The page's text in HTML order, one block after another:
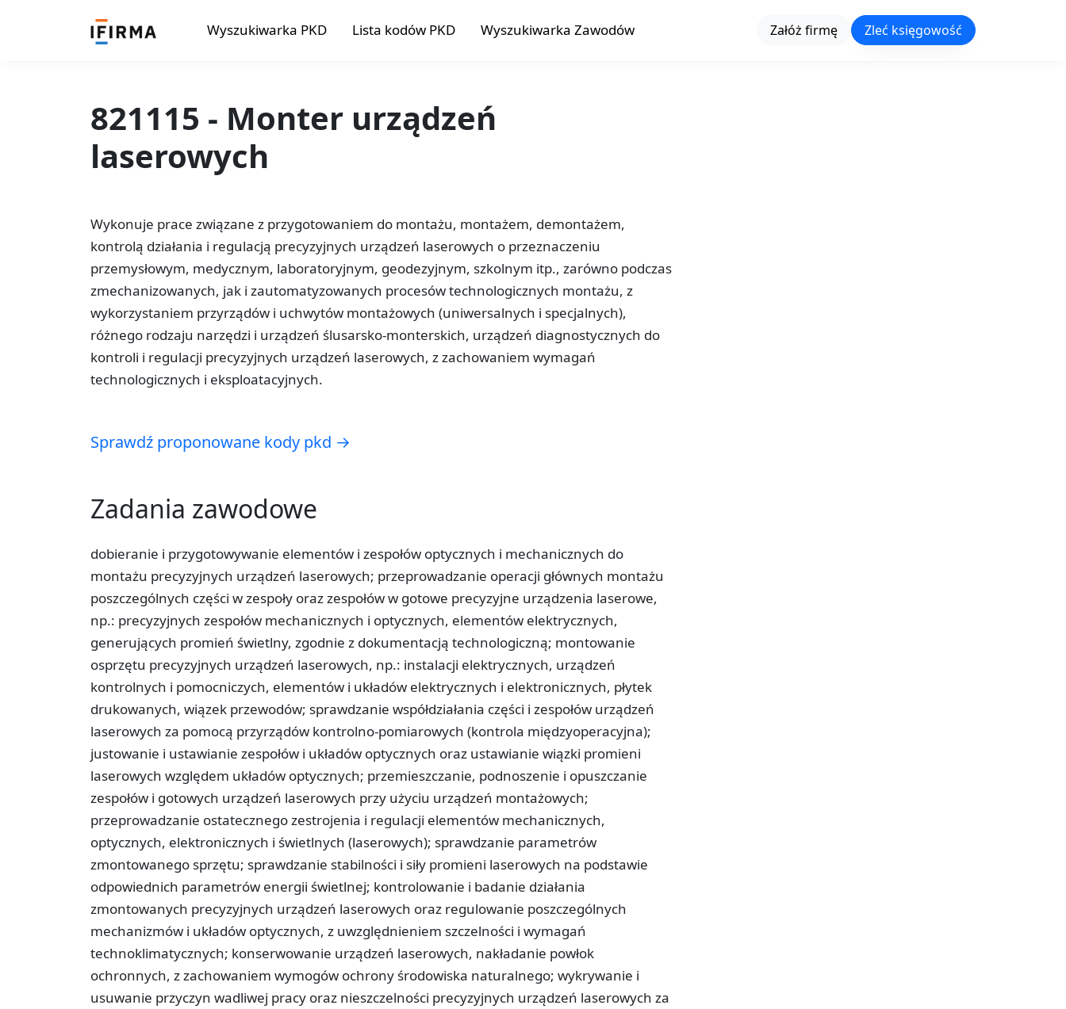
Wyszukiwarka PKD Lista kodów PKD Wyszukiwarka Zawodów Załóż firmę Zleć księgowość
821115 - Monter urządzeń
laserowych
Wykonuje prace związane z przygotowaniem do montażu, montażem, demontażem,
kontrolą działania i regulacją precyzyjnych urządzeń laserowych o przeznaczeniu
przemysłowym, medycznym, laboratoryjnym, geodezyjnym, szkolnym itp., zarówno podczas
zmechanizowanych, jak i zautomatyzowanych procesów technologicznych montażu, z
wykorzystaniem przyrządów i uchwytów montażowych (uniwersalnych i specjalnych),
różnego rodzaju narzędzi i urządzeń ślusarsko-monterskich, urządzeń diagnostycznych do
kontroli i regulacji precyzyjnych urządzeń laserowych, z zachowaniem wymagań
technologicznych i eksploatacyjnych.
Sprawdź proponowane kody pkd →
Zadania zawodowe
dobieranie i przygotowywanie elementów i zespołów optycznych i mechanicznych do
montażu precyzyjnych urządzeń laserowych; przeprowadzanie operacji głównych montażu
poszczególnych części w zespoły oraz zespołów w gotowe precyzyjne urządzenia laserowe,
np.: precyzyjnych zespołów mechanicznych i optycznych, elementów elektrycznych,
generujących promień świetlny, zgodnie z dokumentacją technologiczną; montowanie
osprzętu precyzyjnych urządzeń laserowych, np.: instalacji elektrycznych, urządzeń
kontrolnych i pomocniczych, elementów i układów elektrycznych i elektronicznych, płytek
drukowanych, wiązek przewodów; sprawdzanie współdziałania części i zespołów urządzeń
laserowych za pomocą przyrządów kontrolno-pomiarowych (kontrola międzyoperacyjna);
justowanie i ustawianie zespołów i układów optycznych oraz ustawianie wiązki promieni
laserowych względem układów optycznych; przemieszczanie, podnoszenie i opuszczanie
zespołów i gotowych urządzeń laserowych przy użyciu urządzeń montażowych;
przeprowadzanie ostatecznego zestrojenia i regulacji elementów mechanicznych,
optycznych, elektronicznych i świetlnych (laserowych); sprawdzanie parametrów
zmontowanego sprzętu; sprawdzanie stabilności i siły promieni laserowych na podstawie
odpowiednich parametrów energii świetlnej; kontrolowanie i badanie działania
zmontowanych precyzyjnych urządzeń laserowych oraz regulowanie poszczególnych
mechanizmów i układów optycznych, z uwzględnieniem szczelności i wymagań
technoklimatycznych; konserwowanie urządzeń laserowych, nakładanie powłok
ochronnych, z zachowaniem wymogów ochrony środowiska naturalnego; wykrywanie i
usuwanie przyczyn wadliwej pracy oraz nieszczelności precyzyjnych urządzeń laserowych za